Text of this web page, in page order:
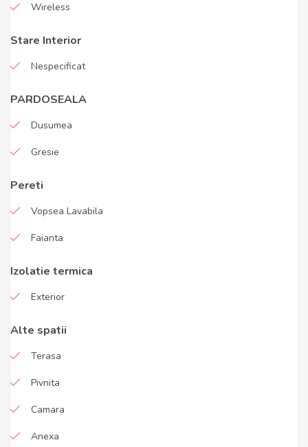
Wireless
Stare Interior
Nespecificat
PARDOSEALA
Dusumea
Gresie
Pereti
Vopsea Lavabila
Faianta
Izolatie termica
Exterior
Alte spatii
Terasa
Pivnita
Camara
Anexa